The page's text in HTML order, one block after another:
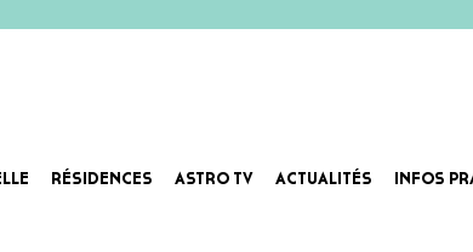
RÉSIDENCES ASTRO TV ACTUALITÉS INFOS